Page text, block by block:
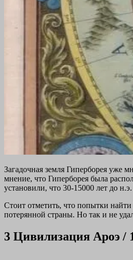
Загадочная земля Гиперборея уже
мнение, что Гиперборея была
установили, что 30-15000 лет до
Стоит отметить, что попытки
потерянной страны. Но так и не
3 Цивилизация Ароэ /